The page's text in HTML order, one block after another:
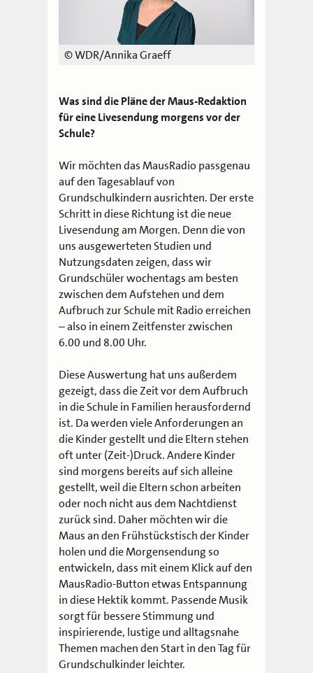
© WDR/Annika Graeff
Was sind die Pläne der Maus-Redaktion
für eine Livesendung morgens vor der
Schule?
Wir möchten das MausRadio passgenau
auf den Tagesablauf von
Grundschulkindern ausrichten. Der erste
Schritt in diese Richtung ist die neue
Livesendung am Morgen. Denn die von
uns ausgewerteten Studien und
Nutzungsdaten zeigen, dass wir
Grundschüler wochentags am besten
zwischen dem Aufstehen und dem
Aufbruch zur Schule mit Radio erreichen
– also in einem Zeitfenster zwischen
6.00 und 8.00 Uhr.
Diese Auswertung hat uns außerdem
gezeigt, dass die Zeit vor dem Aufbruch
in die Schule in Familien herausfordernd
ist. Da werden viele Anforderungen an
die Kinder gestellt und die Eltern stehen
oft unter (Zeit-)Druck. Andere Kinder
sind morgens bereits auf sich alleine
gestellt, weil die Eltern schon arbeiten
oder noch nicht aus dem Nachtdienst
zurück sind. Daher möchten wir die
Maus an den Frühstückstisch der Kinder
holen und die Morgensendung so
entwickeln, dass mit einem Klick auf den
MausRadio-Button etwas Entspannung
in diese Hektik kommt. Passende Musik
sorgt für bessere Stimmung und
inspirierende, lustige und alltagsnahe
Themen machen den Start in den Tag für
Grundschulkinder leichter.